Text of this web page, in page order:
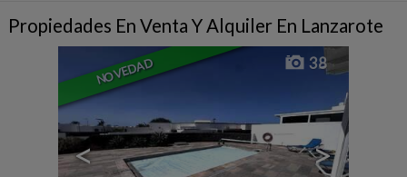
Propiedades En Venta Y Alquiler En Lanzarote
NOVEDAD
< >
38